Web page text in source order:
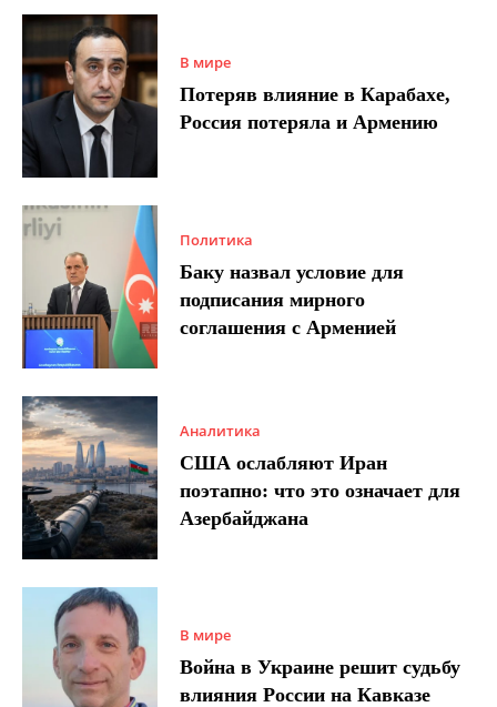
В мире
Потеряв влияние в Карабахе,
Россия потеряла и Армению
Политика
Баку назвал условие для
подписания мирного
соглашения с Арменией
Аналитика
США ослабляют Иран
поэтапно: что это означает для
Азербайджана
В мире
Война в Украине решит судьбу
влияния России на Кавказе